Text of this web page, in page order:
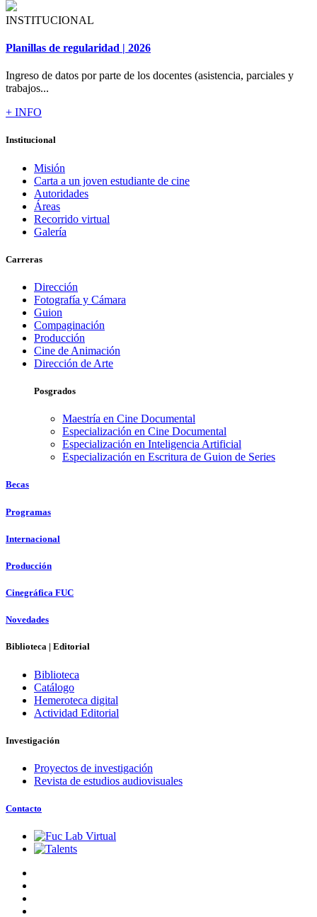
INSTITUCIONAL
Planillas de regularidad | 2026
Ingreso de datos por parte de los docentes (asistencia, parciales y
trabajos...
+ INFO
Institucional
Misión
Carta a un joven estudiante de cine
Autoridades
Áreas
Recorrido virtual
Galería
Carreras
Dirección
Fotografía y Cámara
Guion
Compaginación
Producción
Cine de Animación
Dirección de Arte
Posgrados
Maestría en Cine Documental
Especialización en Cine Documental
Especialización en Inteligencia Artificial
Especialización en Escritura de Guion de Series
Becas
Programas
Internacional
Producción
Cinegráfica FUC
Novedades
Biblioteca | Editorial
Biblioteca
Catálogo
Hemeroteca digital
Actividad Editorial
Investigación
Proyectos de investigación
Revista de estudios audiovisuales
Contacto